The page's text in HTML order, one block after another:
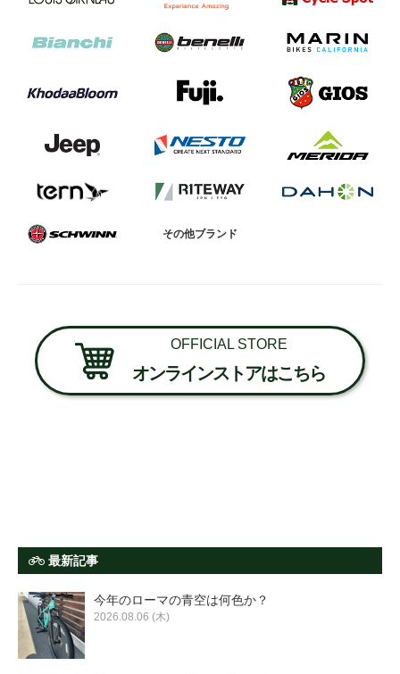
その他ブランド
OFFICIAL STORE
オンラインストアはこちら
最新記事
今年のローマの青空は何色か？
2026.08.06 (木)